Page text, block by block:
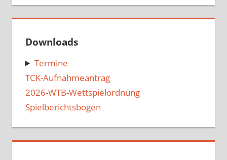
Downloads
Termine
TCK-Aufnahmeantrag
2026-WTB-Wettspielordnung
Spielberichtsbogen